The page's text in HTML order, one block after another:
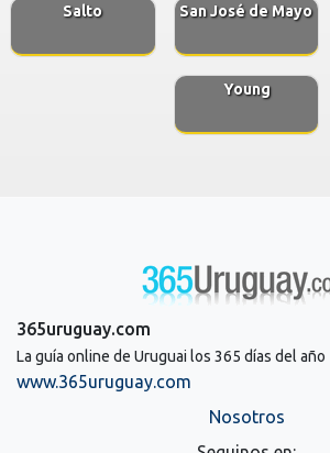
Salto San José de Mayo
Young
365uruguay.com
La guía online de Uruguai los 365 días del año
www.365uruguay.com
Nosotros